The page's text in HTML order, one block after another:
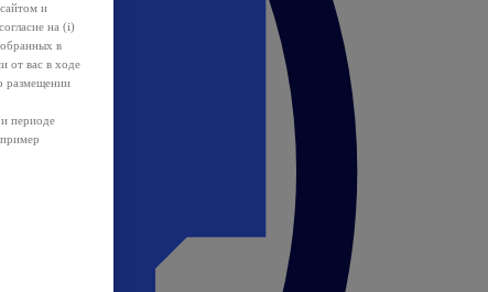
и
на (i)
в
от вас в ходе
размещении
и периоде